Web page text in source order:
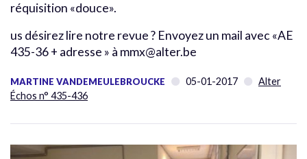
réquisition «douce».
us désirez lire notre revue ? Envoyez un mail avec «AE
435-36 + adresse » à mmx@alter.be
MARTINE VANDEMEULEBROUCKE 05-01-2017
Alter
Échos n° 435-436